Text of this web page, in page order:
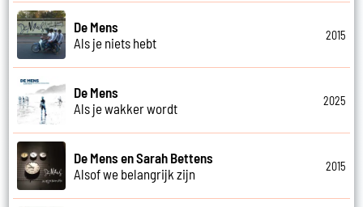
De Mens
Als je niets hebt
2015
De Mens
Als je wakker wordt
2025
De Mens en Sarah Bettens
Alsof we belangrijk zijn
2015